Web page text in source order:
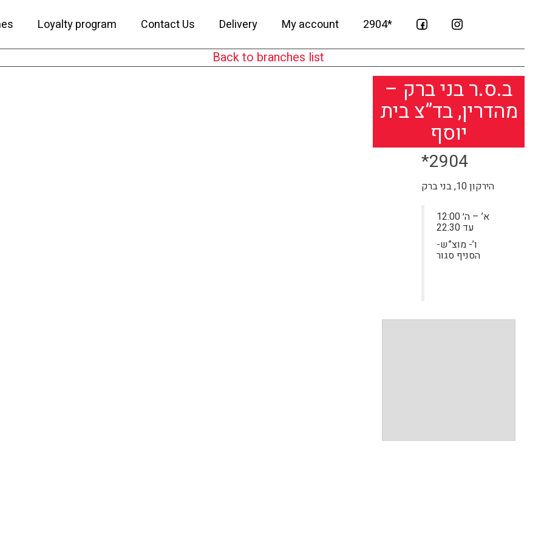
Loyalty program Contact Us Delivery My account 2904*
Back to branches list
ב.ס.ר בני ברק –
מהדרין, בד”צ בית
יוסף
*2904
הירקון 10, בני ברק
א’ – ה׳ 12:00
עד 22:30
ו’- מוצ”ש-
הסניף סגור